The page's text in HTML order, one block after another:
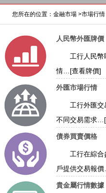
您所在的位置： 金融市場 >市場行情
人民幣外匯牌價
工行人民幣即
情… [查看牌價]
外匯市場行情
工行外匯交易
不同交易需求…
債券買賣價格
工行在綜合參
戶提供交易報價
貴金屬行情數據